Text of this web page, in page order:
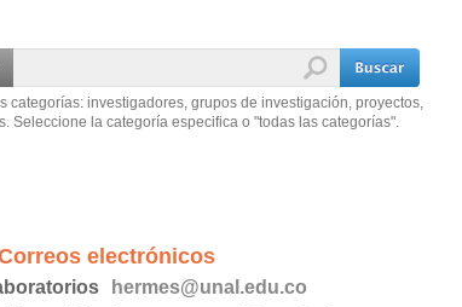
categorías: investigadores, grupos de investigación, proyectos,
Seleccione la categoría especifica o "todas las categorías".
electrónicos
hermes@unal.edu.co